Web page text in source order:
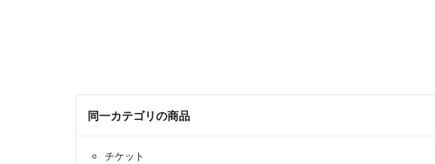
同一カテゴリの商品
チケット